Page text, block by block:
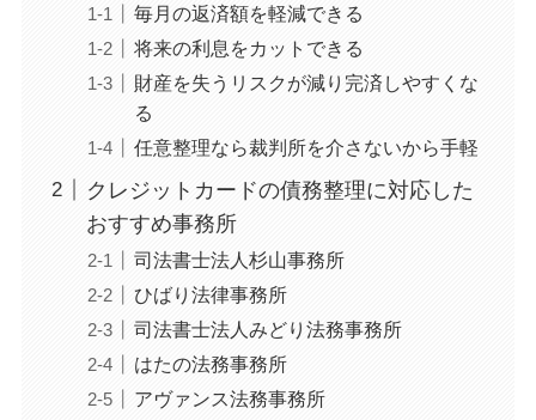
毎月の返済額を軽減できる
将来の利息をカットできる
財産を失うリスクが減り完済しやすくな
る
任意整理なら裁判所を介さないから手軽
クレジットカードの債務整理に対応した
おすすめ事務所
司法書士法人杉山事務所
ひばり法律事務所
司法書士法人みどり法務事務所
はたの法務事務所
アヴァンス法務事務所